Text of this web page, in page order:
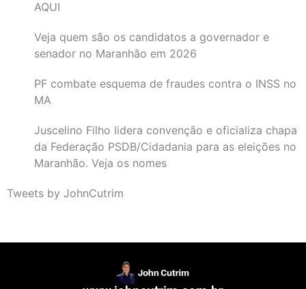
AQUI
Veja quem são os candidatos a governador e
senador no Maranhão em 2026
PF combate esquema de fraudes contra o INSS no
MA
Juscelino Filho lidera convenção e oficializa chapa
da Federação PSDB/Cidadania para as eleições no
Maranhão. Veja os nomes
Tweets by JohnCutrim